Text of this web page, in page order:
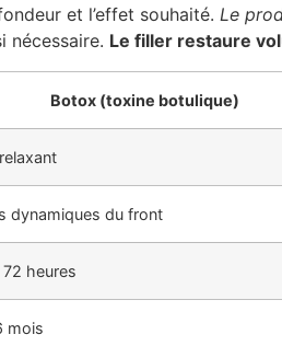
et l’effet souhaité. Le
nécessaire. Le filler restaure
Botox (toxine botulique)
dynamiques du front
heures
mois